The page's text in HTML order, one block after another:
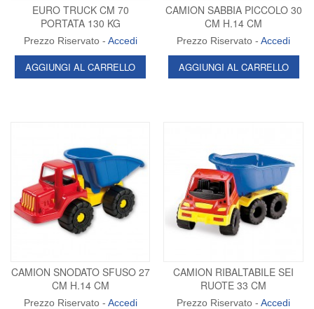
EURO TRUCK CM 70
PORTATA 130 KG
Prezzo Riservato - Accedi
AGGIUNGI AL CARRELLO
CAMION SABBIA PICCOLO 30
CM H.14 CM
Prezzo Riservato -Accedi
AGGIUNGI AL CARRELLO
CAMION SNODATO SFUSO 27
CM H.14 CM
Prezzo Riservato - Accedi
CAMION RIBALTABILE SEI
RUOTE 33 CM
Prezzo Riservato -Accedi